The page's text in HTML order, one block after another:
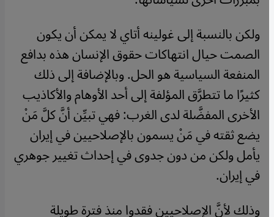
ولكن بالنسبة إلى غولينه أتاي لا يمكن أن يكون
الصمت حيال انتهاكات حقوق الإنسان هذه بدافع
المنفعة السياسية هو الحل. وبالإضافة إلى ذلك
كثيرًا ما تتطرَّق المؤلفة إلى أحد الأوهام والأكاذيب
الأخرى المفضَّلة لدى الغرب: فهي تبيِّن أنَّ كلَّ مَنْ
يضع ثقته في مَنْ يسمون بالإصلاحيين في إيران
يأمل ولكن من دون جدوى في إحداث تغيير جوهري
في إيران.
وذلك لأنَّ الإصلاحيين فقدوا منذ فترة طويلة